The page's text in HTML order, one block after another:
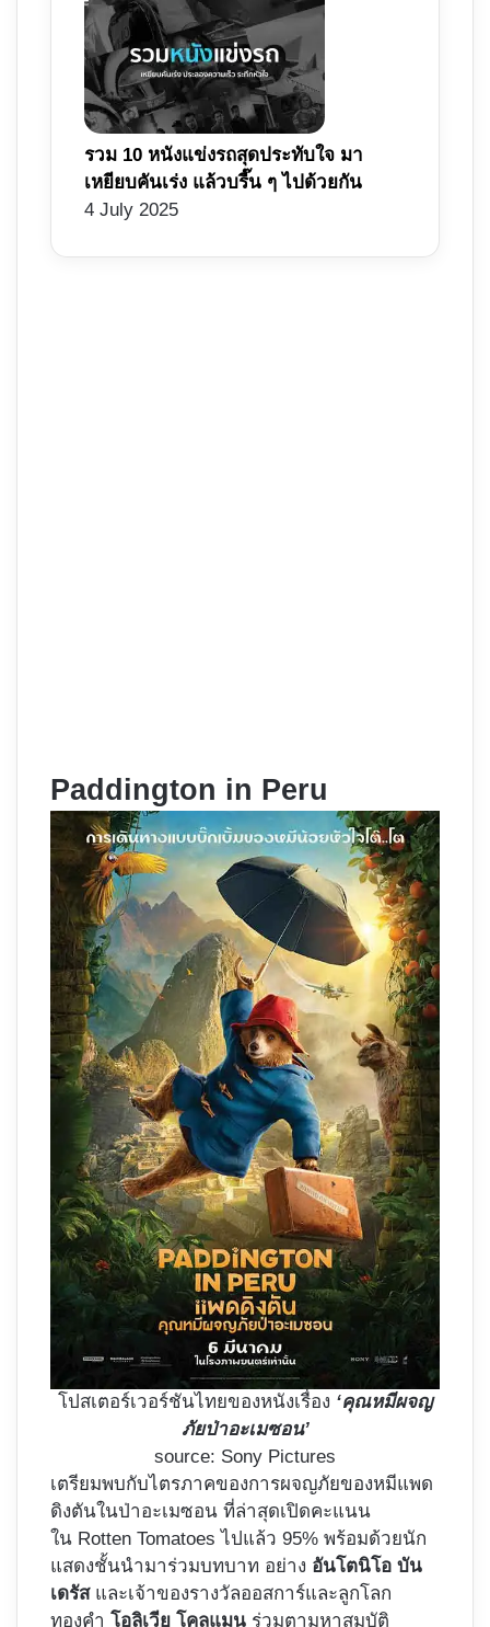
รวม 10 หนังแข่งรถสุดประทับใจ มา
เหยียบคันเร่ง แล้วบรี๊น ๆ ไปด้วยกัน
4 July 2025
Paddington in Peru
โปสเตอร์เวอร์ชันไทยของหนังเรื่อง ‘คุณหมีผจญ
ภัยป่าอะเมซอน’
source: Sony Pictures
เตรียมพบกับไตรภาคของการผจญภัยของหมีแพด
ดิงตันในป่าอะเมซอน ที่ล่าสุดเปิดคะแนน
ใน Rotten Tomatoes ไปแล้ว 95% พร้อมด้วยนัก
แสดงชั้นนำมาร่วมบทบาท อย่าง อันโตนิโอ บัน
เดรัสและเจ้าของรางวัลออสการ์และลูกโลก
ทองคำ โอลิเวีย โคลแมน ร่วมตามหาสมบัติ